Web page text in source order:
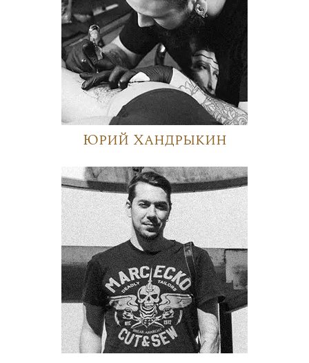
Юрий Хандрыкин